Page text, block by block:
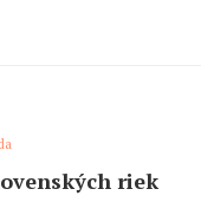
riek